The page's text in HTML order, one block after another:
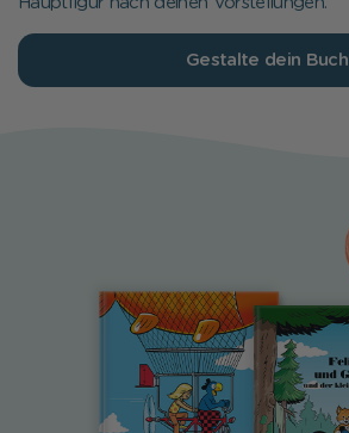
Gestalte dein Buch